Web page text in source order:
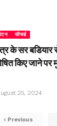
फीचर्ड
के सर
किए जाने पर
25, 2024
Previous